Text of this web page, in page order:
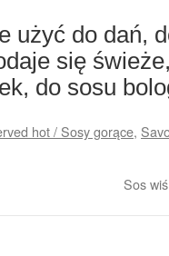
użyć do dań,
się
do sosu
hot / Sosy gorące,
Sos